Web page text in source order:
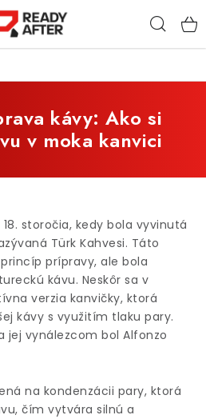
kávy: Ako si
v moka kanvici
storočia, kedy bola vyvinutá
Türk Kahvesi. Táto
prípravy, ale bola
kávu. Neskôr sa v
verzia kanvičky, ktorá
kávy s využitím tlaku pary.
jej vynálezcom bol Alfonzo
na kondenzácii pary, ktorá
čím vytvára silnú a